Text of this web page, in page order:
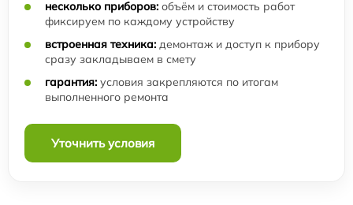
несколько приборов: объём и стоимость работ
фиксируем по каждому устройству
встроенная техника: демонтаж и доступ к прибору
сразу закладываем в смету
гарантия: условия закрепляются по итогам
выполненного ремонта
Уточнить условия